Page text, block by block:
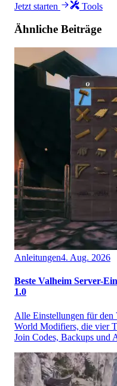
Jetzt starten Tools
Ähnliche Beiträge
Anleitungen4. Aug. 2026
Beste Valheim Server-
1.0
Alle Einstellungen für den
World Modifiers, die vier
Join Codes, Backups und